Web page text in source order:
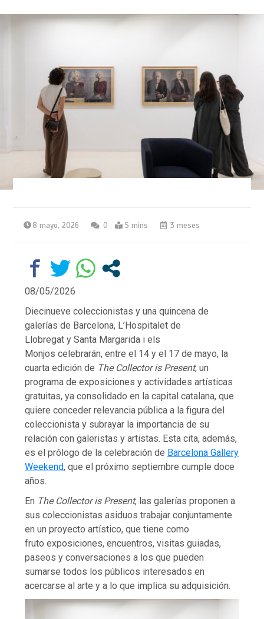
8 mayo, 2026 0 5 mins 3 meses
08/05/2026
Diecinueve coleccionistas y una quincena de
galerías de Barcelona, L’Hospitalet de
Llobregat y Santa Margarida i els
Monjos celebrarán, entre el 14 y el 17 de mayo, la
cuarta edición de The Collector is Present, un
programa de exposiciones y actividades artísticas
gratuitas, ya consolidado en la capital catalana, que
quiere conceder relevancia pública a la figura del
coleccionista y subrayar la importancia de su
relación con galeristas y artistas. Esta cita, además,
es el prólogo de la celebración de Barcelona Gallery
Weekend, que el próximo septiembre cumple doce
años.
En The Collector is Present, las galerías proponen a
sus coleccionistas asiduos trabajar conjuntamente
en un proyecto artístico, que tiene como
fruto exposiciones, encuentros, visitas guiadas,
paseos y conversaciones a los que pueden
sumarse todos los públicos interesados en
acercarse al arte y a lo que implica su adquisición.